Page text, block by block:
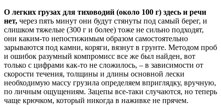
О легких грузах для тиховодий (около 100 г) здесь и речи
нет, через пять минут они будут стянуты под самый берег, и
слишком тяжелые (300 г и более) тоже не сильно подходят,
они каким-то непостижимым образом самостоятельно
зарываются под камни, коряги, вязнут в грунте. Методом проб
и ошибок разумный компромисс все же был найден, вот
только с цифрами как-то не сложилось, – в зависимости от
скорости течения, толщины и длины основной лески
необходимую массу грузила определяем вприглядку, вручную,
по личным ощущениям. Зацепы все-таки случаются, но теперь
чаще крючком, который никогда в наживке не прячем.